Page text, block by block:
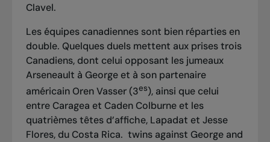
Clavel.
Les équipes canadiennes sont bien réparties en
double. Quelques duels mettent aux prises trois
Canadiens, dont celui opposant les jumeaux
Arseneault à George et à son partenaire
américain Oren Vasser (3es), ainsi que celui
entre Caragea et Caden Colburne et les
quatrièmes têtes d’affiche, Lapadat et Jesse
Flores, du Costa Rica. twins against George and